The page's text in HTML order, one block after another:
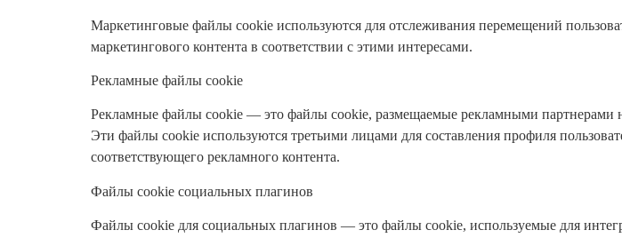
Маркетинговые файлы cookie используются для отслеживания перемещений
маркетингового контента в соответствии с этими интересами.
Рекламные файлы cookie
Рекламные файлы cookie — это файлы cookie, размещаемые рекламными партнерами
Эти файлы cookie используются третьими лицами для составления профиля
соответствующего рекламного контента.
Файлы cookie социальных плагинов
Файлы cookie для социальных плагинов — это файлы cookie, используемые для